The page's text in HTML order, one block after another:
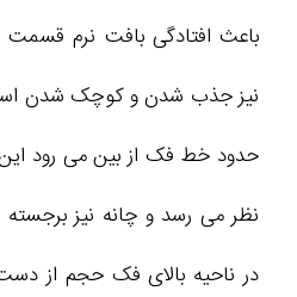
باعث افتادگی بافت نرم
نیز جذب شدن و کوچک شدن
حدود خط فک از بین می رود
نظر می رسد و چانه نیز
در ناحیه بالای فک حجم از